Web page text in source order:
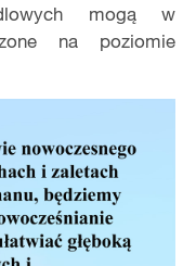
mogą w
na poziomie